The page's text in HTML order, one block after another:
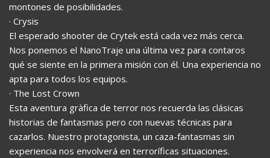
montones de posibilidades.
· Crysis
El esperado shooter de Crytek está cada vez más cerca.
Nos ponemos el NanoTraje una última vez para contaros
qué se siente en la primera misión con él. Una experiencia no
apta para todos los equipos.
· The Lost Crown
Esta aventura gràfica de terror nos recuerda las clásicas
historias de fantasmas pero con nuevas técnicas para
cazarlos. Nuestro protagonista, un caza-fantasmas sin
experiencia nos envolverá en terroríficas situaciones.